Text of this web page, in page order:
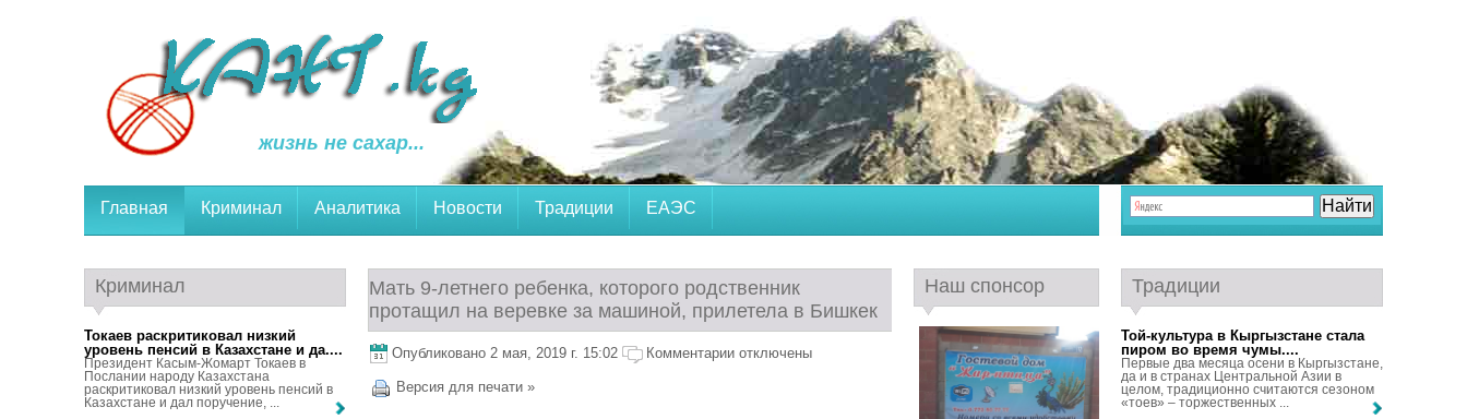
жизнь не сахар...
Главная Криминал Аналитика Новости Традиции ЕАЭС
Мать 9-летнего ребенка, которого родственник
протащил на веревке за машиной, прилетела в Бишкек
Опубликовано 2 мая, 2019 г. 15:02 Комментарии отключены
Версия для печати »
Криминал
Токаев раскритиковал низкий
уровень пенсий в Казахстане и да....
Президент Касым-Жомарт Токаев в
Послании народу Казахстана
раскритиковал низкий уровень пенсий в
Казахстане и дал поручение, ...
Наш спонсор Традиции
Той-культура в Кыргызстане стала
пиром во время чумы....
Первые два месяца осени в Кыргызстане,
да и в странах Центральной Азии в
целом, традиционно считаются сезоном
«тоев» – торжественных ...